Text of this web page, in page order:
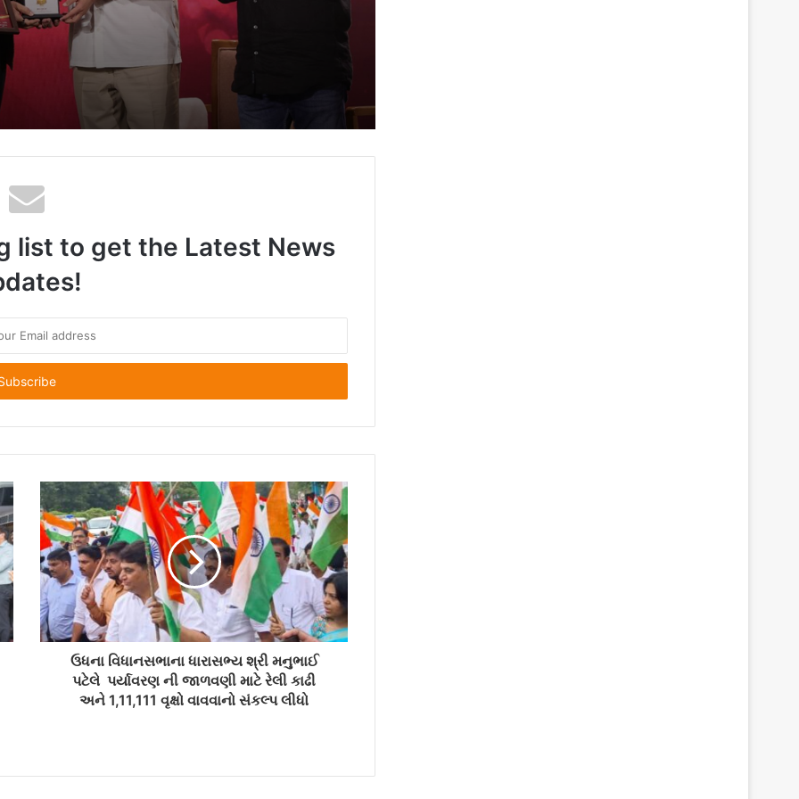
અને વિશ્વસનીય ડેવલપર’ સન્માન
Intense EDP” લોન્ચ કર્યું
list to get the Latest News
ઉધના વિધાનસભાના ધારાસભ્ય શ્રી મનુભાઈ
પટેલે પર્યાવરણ ની જાળવણી માટે રેલી કાઢી
અને 1,11,111 વૃક્ષો વાવવાનો સંકલ્પ લીધો